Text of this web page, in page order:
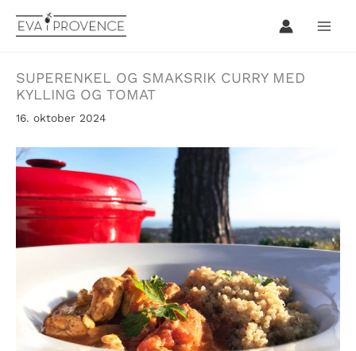
rett
SUPERENKEL OG SMAKSRIK CURRY MED
KYLLING OG TOMAT
16. oktober 2024